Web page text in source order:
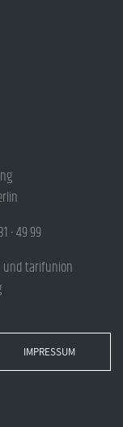
- 49 99
und tarifunion
IMPRESSUM